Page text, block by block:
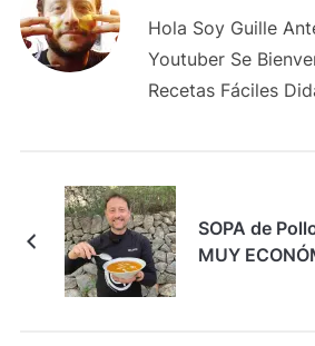
Hola Soy Guille
Youtuber Se
Recetas Fáciles
SOPA de
MUY